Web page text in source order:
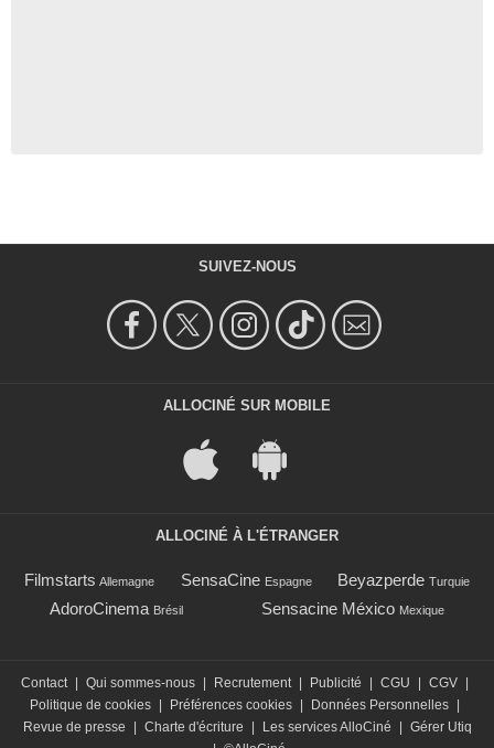
SUIVEZ-NOUS
ALLOCINÉ SUR MOBILE
ALLOCINÉ À L'ÉTRANGER
Filmstarts Allemagne SensaCine Espagne Beyazperde Turquie
AdoroCinema Brésil Sensacine México Mexique
Contact Qui sommes-nous Recrutement Publicité CGU CGV
Politique de cookies
Préférences cookies Données Personnelles
Revue de presse
Charte d'écriture Les services AlloCiné
Gérer Utiq